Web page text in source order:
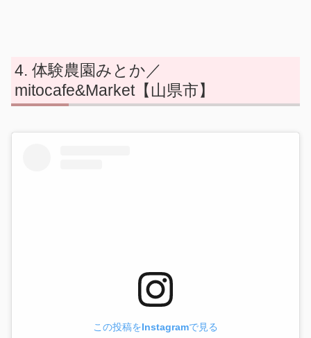
体験農園みとか／
mitocafe&Market【山県市】
この投稿をInstagramで見る